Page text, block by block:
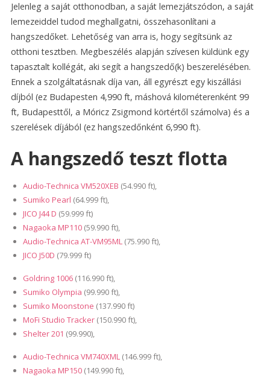
Jelenleg a saját otthonodban, a saját lemezjátszódon, a saját
lemezeiddel tudod meghallgatni, összehasonlítani a
hangszedőket. Lehetőség van arra is, hogy segítsünk az
otthoni tesztben. Megbeszélés alapján szívesen küldünk egy
tapasztalt kollégát, aki segít a hangszedő(k) beszerelésében.
Ennek a szolgáltatásnak díja van, áll egyrészt egy kiszállási
díjból (ez Budapesten 4,990 ft, máshová kilométerenként 99
ft, Budapesttől, a Móricz Zsigmond körtértől számolva) és a
szerelések díjából (ez hangszedőnként 6,990 ft).
A hangszedő teszt flotta
Audio-Technica VM520XEB (54.990 ft),
Sumiko Pearl (64.999 ft),
JICO J44 D (59.999 ft)
Nagaoka MP110(59.990 ft),
Audio-Technica AT-VM95ML(75.990 ft),
JICO J50D (79.999 ft)
Goldring 1006(116.990 ft),
Sumiko Olympia (99.990 ft),
Sumiko Moonstone (137.990 ft)
MoFi Studio Tracker(150.990 ft),
Shelter 201 (99.990),
Audio-Technica VM740XML(146.999 ft),
Nagaoka MP150(149.990 ft),